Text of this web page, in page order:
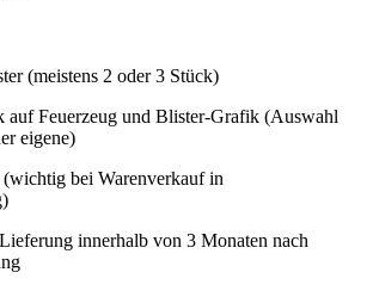
(meistens 2 oder 3 Stück)
auf Feuerzeug und Blister-Grafik (Auswahl
eigene)
bei Warenverkauf in
innerhalb von 3 Monaten nach